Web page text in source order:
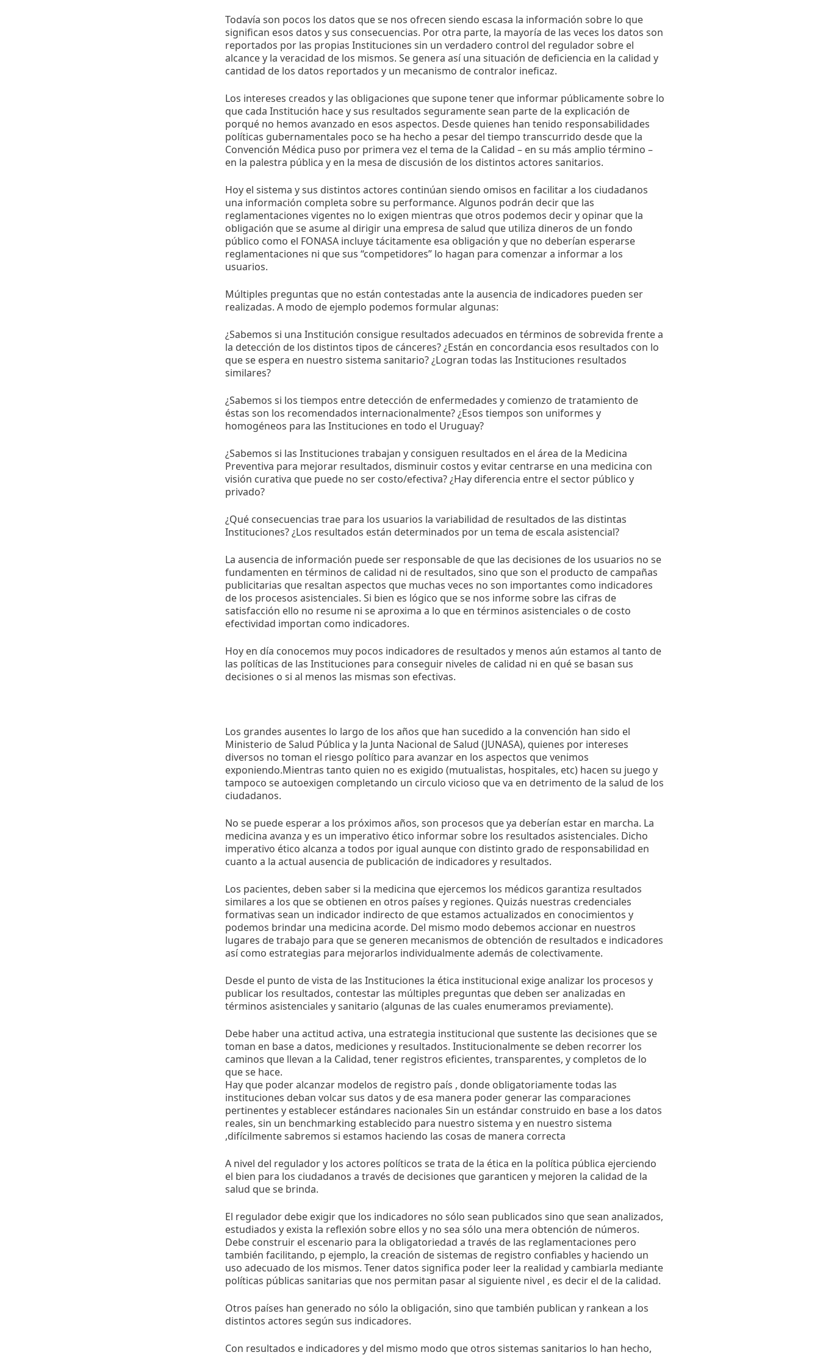
Todavía son pocos los datos que se nos ofrecen siendo escasa la información sobre lo que
significan esos datos y sus consecuencias. Por otra parte, la mayoría de las veces los datos son
reportados por las propias Instituciones sin un verdadero control del regulador sobre el
alcance y la veracidad de los mismos. Se genera así una situación de deficiencia en la calidad y
cantidad de los datos reportados y un mecanismo de contralor ineficaz.
Los intereses creados y las obligaciones que supone tener que informar públicamente sobre lo
que cada Institución hace y sus resultados seguramente sean parte de la explicación de
porqué no hemos avanzado en esos aspectos. Desde quienes han tenido responsabilidades
políticas gubernamentales poco se ha hecho a pesar del tiempo transcurrido desde que la
Convención Médica puso por primera vez el tema de la Calidad – en su más amplio término –
en la palestra pública y en la mesa de discusión de los distintos actores sanitarios.
Hoy el sistema y sus distintos actores continúan siendo omisos en facilitar a los ciudadanos
una información completa sobre su performance. Algunos podrán decir que las
reglamentaciones vigentes no lo exigen mientras que otros podemos decir y opinar que la
obligación que se asume al dirigir una empresa de salud que utiliza dineros de un fondo
público como el FONASA incluye tácitamente esa obligación y que no deberían esperarse
reglamentaciones ni que sus “competidores” lo hagan para comenzar a informar a los
usuarios.
Múltiples preguntas que no están contestadas ante la ausencia de indicadores pueden ser
realizadas. A modo de ejemplo podemos formular algunas:
¿Sabemos si una Institución consigue resultados adecuados en términos de sobrevida frente a
la detección de los distintos tipos de cánceres? ¿Están en concordancia esos resultados con lo
que se espera en nuestro sistema sanitario? ¿Logran todas las Instituciones resultados
similares?
¿Sabemos si los tiempos entre detección de enfermedades y comienzo de tratamiento de
éstas son los recomendados internacionalmente? ¿Esos tiempos son uniformes y
homogéneos para las Instituciones en todo el Uruguay?
¿Sabemos si las Instituciones trabajan y consiguen resultados en el área de la Medicina
Preventiva para mejorar resultados, disminuir costos y evitar centrarse en una medicina con
visión curativa que puede no ser costo/efectiva? ¿Hay diferencia entre el sector público y
privado?
¿Qué consecuencias trae para los usuarios la variabilidad de resultados de las distintas
Instituciones? ¿Los resultados están determinados por un tema de escala asistencial?
La ausencia de información puede ser responsable de que las decisiones de los usuarios no se
fundamenten en términos de calidad ni de resultados, sino que son el producto de campañas
publicitarias que resaltan aspectos que muchas veces no son importantes como indicadores
de los procesos asistenciales. Si bien es lógico que se nos informe sobre las cifras de
satisfacción ello no resume ni se aproxima a lo que en términos asistenciales o de costo
efectividad importan como indicadores.
Hoy en día conocemos muy pocos indicadores de resultados y menos aún estamos al tanto de
las políticas de las Instituciones para conseguir niveles de calidad ni en qué se basan sus
decisiones o si al menos las mismas son efectivas.
Los grandes ausentes lo largo de los años que han sucedido a la convención han sido el
Ministerio de Salud Pública y la Junta Nacional de Salud (JUNASA), quienes por intereses
diversos no toman el riesgo político para avanzar en los aspectos que venimos
exponiendo.Mientras tanto quien no es exigido (mutualistas, hospitales, etc) hacen su juego y
tampoco se autoexigen completando un circulo vicioso que va en detrimento de la salud de los
ciudadanos.
No se puede esperar a los próximos años, son procesos que ya deberían estar en marcha. La
medicina avanza y es un imperativo ético informar sobre los resultados asistenciales. Dicho
imperativo ético alcanza a todos por igual aunque con distinto grado de responsabilidad en
cuanto a la actual ausencia de publicación de indicadores y resultados.
Los pacientes, deben saber si la medicina que ejercemos los médicos garantiza resultados
similares a los que se obtienen en otros países y regiones. Quizás nuestras credenciales
formativas sean un indicador indirecto de que estamos actualizados en conocimientos y
podemos brindar una medicina acorde. Del mismo modo debemos accionar en nuestros
lugares de trabajo para que se generen mecanismos de obtención de resultados e indicadores
así como estrategias para mejorarlos individualmente además de colectivamente.
Desde el punto de vista de las Instituciones la ética institucional exige analizar los procesos y
publicar los resultados, contestar las múltiples preguntas que deben ser analizadas en
términos asistenciales y sanitario (algunas de las cuales enumeramos previamente).
Debe haber una actitud activa, una estrategia institucional que sustente las decisiones que se
toman en base a datos, mediciones y resultados. Institucionalmente se deben recorrer los
caminos que llevan a la Calidad, tener registros eficientes, transparentes, y completos de lo
que se hace.
Hay que poder alcanzar modelos de registro país , donde obligatoriamente todas las
instituciones deban volcar sus datos y de esa manera poder generar las comparaciones
pertinentes y establecer estándares nacionales Sin un estándar construido en base a los datos
reales, sin un benchmarking establecido para nuestro sistema y en nuestro sistema
,difícilmente sabremos si estamos haciendo las cosas de manera correcta
A nivel del regulador y los actores políticos se trata de la ética en la política pública ejerciendo
el bien para los ciudadanos a través de decisiones que garanticen y mejoren la calidad de la
salud que se brinda.
El regulador debe exigir que los indicadores no sólo sean publicados sino que sean analizados,
estudiados y exista la reflexión sobre ellos y no sea sólo una mera obtención de números.
Debe construir el escenario para la obligatoriedad a través de las reglamentaciones pero
también facilitando, p ejemplo, la creación de sistemas de registro confiables y haciendo un
uso adecuado de los mismos. Tener datos significa poder leer la realidad y cambiarla mediante
políticas públicas sanitarias que nos permitan pasar al siguiente nivel , es decir el de la calidad.
Otros países han generado no sólo la obligación, sino que también publican y rankean a los
distintos actores según sus indicadores.
Con resultados e indicadores y del mismo modo que otros sistemas sanitarios lo han hecho,